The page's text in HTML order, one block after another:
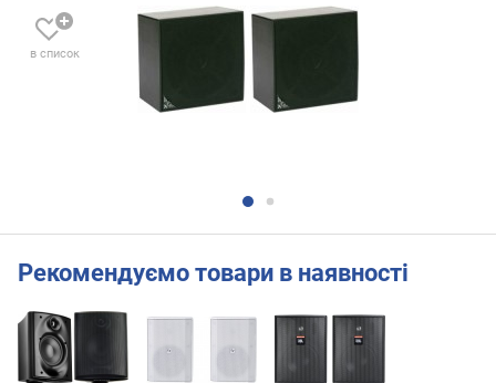
в список
Рекомендуємо товари в наявності